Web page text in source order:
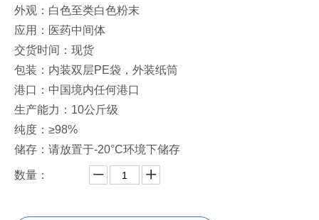
外观：白色至类白色粉末
应用：医药中间体
交货时间：现货
包装：内装双层PE袋，外装纸筒
港口：中国境内任何港口
生产能力：10公斤级
纯度：≥98%
储存：请放置于-20°C环境下储存
数量：